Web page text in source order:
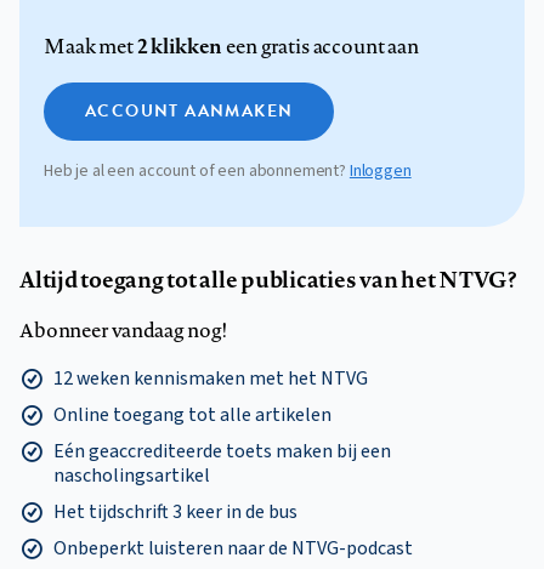
Maak met2 klikkeneen gratis account aan
ACCOUNT AANMAKEN
Heb je al een account of een abonnement? Inloggen
Altijd toegang tot alle publicaties van het NTVG?
Abonneer vandaag nog!
12 weken kennismaken met het NTVG
Online toegang tot alle artikelen
Eén geaccrediteerde toets maken bij een
nascholingsartikel
Het tijdschrift 3 keer in de bus
Onbeperkt luisteren naar de NTVG-podcast